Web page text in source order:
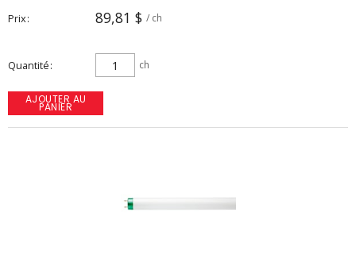
Prix 89,81 $ / ch
Quantité ch
AJOUTER AU
PANIER